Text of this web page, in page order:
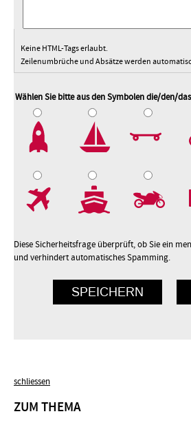
Keine HTML-Tags erlaubt.
Zeilenumbrüche und Absätze werden
Wählen Sie bitte aus den Symbolen die/den/
Diese Sicherheitsfrage überprüft, ob Sie ein
und verhindert automatisches Spamming.
schliessen
ZUM THEMA